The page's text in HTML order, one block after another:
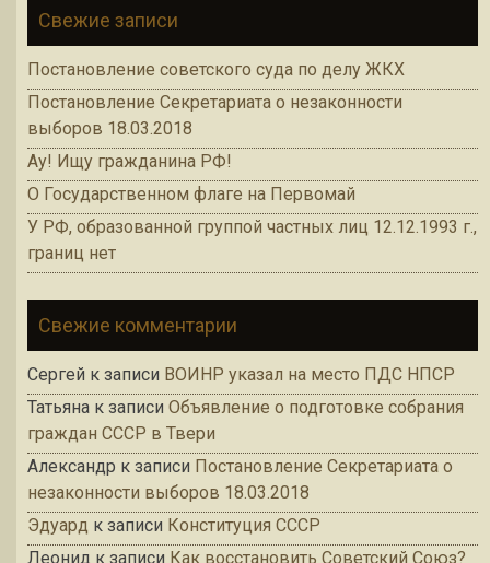
Свежие записи
Постановление советского суда по делу ЖКХ
Постановление Секретариата о незаконности
выборов 18.03.2018
Ау! Ищу гражданина РФ!
О Государственном флаге на Первомай
У РФ, образованной группой частных лиц 12.12.1993 г.,
границ нет
Свежие комментарии
Сергей к записи ВОИНР указал на место ПДС НПСР
Татьяна к записи Объявление о подготовке собрания
граждан СССР в Твери
Александр к записи Постановление Секретариата о
незаконности выборов 18.03.2018
Эдуард к записи Конституция СССР
Леонид к записи Как восстановить Советский Союз?